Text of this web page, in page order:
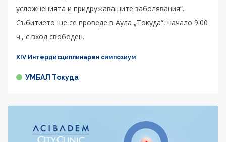
усложненията и придружаващите заболявания“.
Събитието ще се проведе в Аула „Токуда“, начало 9:00
ч., с вход свободен.
XIV Интердисциплинарен симпозиум
УМБАЛ Токуда